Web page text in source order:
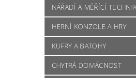
NÁŘADÍ A MĚŘÍCÍ
HERNÍ KONZOLE A HRY
KUFRY A BATOHY
CHYTRÁ DOMÁCNOST